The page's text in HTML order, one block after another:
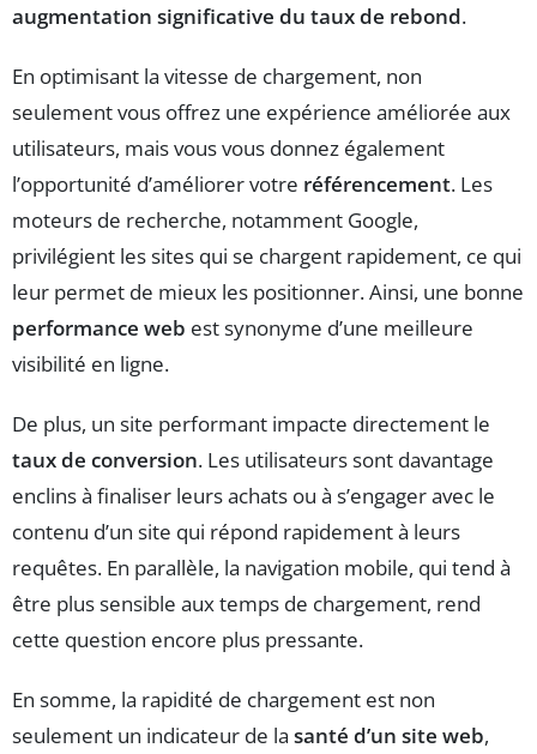
augmentation significative du taux de rebond.
En optimisant la vitesse de chargement, non
seulement vous offrez une expérience améliorée aux
utilisateurs, mais vous vous donnez également
l’opportunité d’améliorer votre référencement. Les
moteurs de recherche, notamment Google,
privilégient les sites qui se chargent rapidement, ce qui
leur permet de mieux les positionner. Ainsi, une bonne
performance web est synonyme d’une meilleure
visibilité en ligne.
De plus, un site performant impacte directement le
taux de conversion. Les utilisateurs sont davantage
enclins à finaliser leurs achats ou à s’engager avec le
contenu d’un site qui répond rapidement à leurs
requêtes. En parallèle, la navigation mobile, qui tend à
être plus sensible aux temps de chargement, rend
cette question encore plus pressante.
En somme, la rapidité de chargement est non
seulement un indicateur de la santé d’un site web,